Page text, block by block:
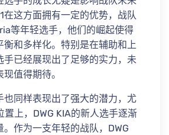
在这方面拥有一定的优势，战队
等年轻选手，他们的崛起使得
衡和多样化。特别是在辅助和上
手已经展现出了足够的实力，未
值得期待。
也同样表现出了强大的潜力，尤
置上，DWG KIA的新人选手逐渐
作为一支年轻的战队，DWG